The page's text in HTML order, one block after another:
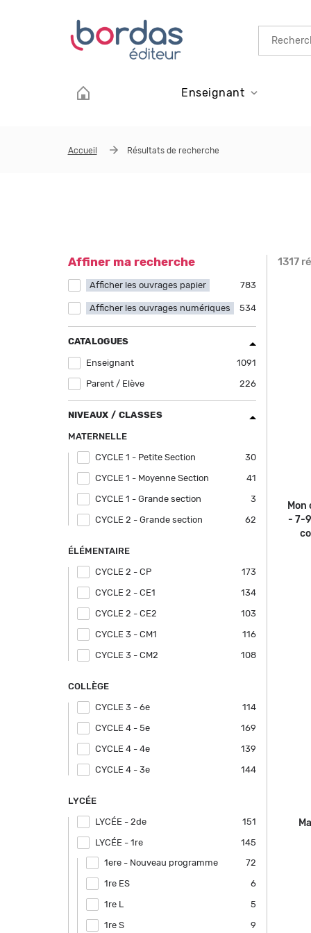
Aller au contenu principal
Enseignant
Accueil Résultats de recherche
1317
- 7-
Affiner ma recherche
Afficher les ouvrages papier 783
Apply Afficher les ouvrages papier filter
Afficher les ouvrages numériques 534
Apply Afficher les ouvrages numériques
CATALOGUES
Enseignant 1091
Apply Enseignant filter
Parent / Elève 226
Apply Parent / Elève filter
NIVEAUX / CLASSES
MATERNELLE
CYCLE 1 - Petite Section 30
Apply CYCLE 1 - Petite Section filter
CYCLE 1 - Moyenne Section 41
Apply CYCLE 1 - Moyenne Section filter
CYCLE 1 - Grande section 3
Apply CYCLE 1 - Grande section filter
CYCLE 2 - Grande section 62
Apply CYCLE 2 - Grande section filter
ÉLÉMENTAIRE
CYCLE 2 - CP 173
Apply CYCLE 2 - CP filter
CYCLE 2 - CE1 134
Apply CYCLE 2 - CE1 filter
CYCLE 2 - CE2 103
Apply CYCLE 2 - CE2 filter
CYCLE 3 - CM1 116
Apply CYCLE 3 - CM1 filter
CYCLE 3 - CM2 108
Apply CYCLE 3 - CM2 filter
COLLÈGE
CYCLE 3 - 6e 114
Apply CYCLE 3 - 6e filter
CYCLE 4 - 5e 169
Apply CYCLE 4 - 5e filter
CYCLE 4 - 4e 139
Apply CYCLE 4 - 4e filter
CYCLE 4 - 3e 144
Apply CYCLE 4 - 3e filter
LYCÉE
LYCÉE - 2de 151
Apply LYCÉE - 2de filter
LYCÉE - 1re 145
Apply LYCÉE - 1re filter
1ere - Nouveau programme 72
Apply 1ere - Nouveau programme
1re ES
6
Apply 1re ES filter
1re L 5
Apply 1re L filter
1re S 9
Apply 1re S filter